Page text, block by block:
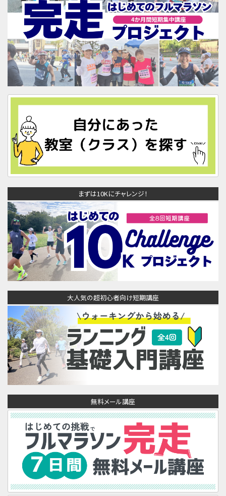
まずは10Kにチャレンジ！
大人気の超初心者向け短期講座
無料メール講座